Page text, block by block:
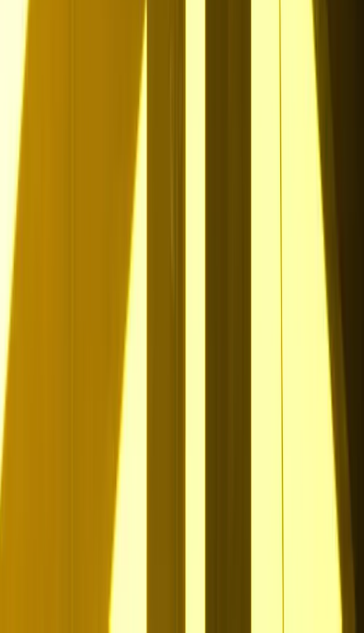
3.
E-Mailadresse eingeben und direkt starten
Basisfragen beantworten
Direkt mit unserer KI-Assistenz LINA dein Talentprofil finalisieren